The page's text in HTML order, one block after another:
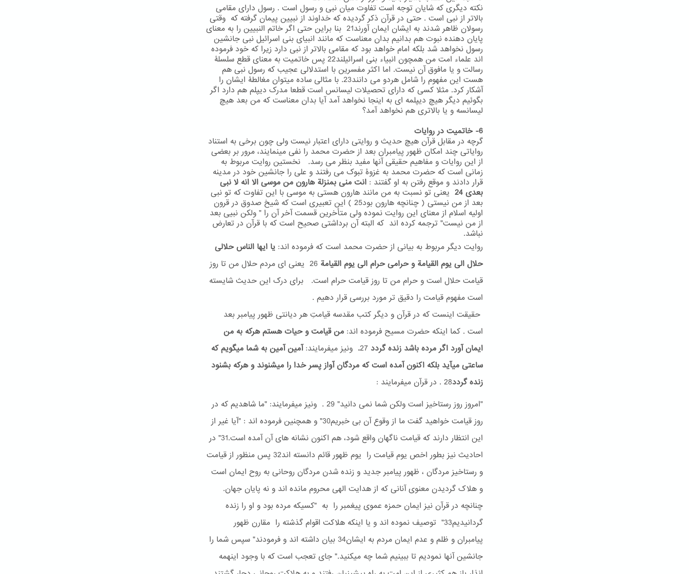
نکته دیگری که شایان توجه است تفاوت میان نبی و رسول است . رسول دارای مقامی
بالاتر از نبی است . حتی در قرآن ذکر گردیده که خداوند از نبیین پیمان گرفته که وقتی
رسولان ظاهر شدند به ایشان ایمان آورند21 بنا براین حتی اگر خاتم النبیین را به معنای
پایان دهنده نبوت هم بدانیم بدان معناست که مانند انبیای بنی اسرائیل نبی جانشین
رسول نخواهد شد بلکه امام خواهد بود که مقامی بالاتر از نبی دارد زیرا که خود فرموده
اند علماء امت من همچون انبیاء بنی اسرائیلند22 پس خاتمیت به معنای قطع سلسلۀ
رسالت و یا مافوق آن نیست. اما اکثر مفسرین با استدلالی عجیب که رسول نبی هم
هست این مفهوم را شامل هردو می دانند23. با مثالی ساده میتوان مغالطۀ ایشان را
آشکار کرد. مثلا کسی که دارای تحصیلات لیسانس است قطعا مدرک دیپلم هم دارد اگر
بگوئیم دیگر هیچ دیپلمه ای به اینجا نخواهد آمد آیا بدان معناست که من بعد هیچ
لیسانسه و یا بالاتری هم نخواهد آمد؟
6- خاتمیت در روایات
گرچه در مقابل قرآن هیچ حدیث و روایتی دارای اعتبار نیست ولی چون برخی به استناد
روایاتی چند امکان ظهور پیامبران بعد از حضرت محمد را نفی مینمایند، مرور بر بعضی
از این روایات و مفاهیم حقیقی آنها مفید بنظر می رسد. نخستین روایت مربوط به
زمانی است که حضرت محمد به غزوۀ تبوک می رفتند و علی را جانشین خود در مدینه
قرار دادند و موقع رفتن به او گفتند : انت منی بمنزلة هارون من موسی الا انه لا نبی
بعدی 24
یعنی تو نسبت به من مانند هارون هستی به موسی با این تفاوت که تو نبی
بعد از من نیستی ( چنانچه هارون بود25 ) این تعبیری است که شیخ صدوق در قرون
اولیه اسلام از معنای این روایت نموده ولی متأخرین قسمت آخر آن را " ولکن نبیی بعد
از من نیست" ترجمه کرده اند که البته آن برداشتی صحیح است که با قرآن در تعارض
نباشد.
روایت دیگر مربوط به بیانی از حضرت محمد است که فرموده اند: یا ایها الناس حلالی
حلال الی یوم القیامة و حرامی حرام الی یوم القیامة 26 یعنی ای مردم حلال من تا روز
قیامت حلال است و حرام من تا روز قیامت حرام است. برای درک این حدیث شایسته
است مفهوم قیامت را دقیق تر مورد بررسی قرار دهیم .
حقیقت اینست که در قرآن و دیگر کتب مقدسه قیامتِ هر دیانتی ظهور پیامبر بعد
است . کما اینکه حضرت مسیح فرموده اند: من قیامت و حیات هستم هرکه به من
ایمان آورد اگر مرده باشد زنده گردد 27
. ونیز میفرمایند:آمین آمین به شما میگویم که
ساعتی میآید بلکه اکنون آمده است که مردگان آواز پسر خدا را میشنوند و هرکه بشنود
زنده گردد28 . در قرآن میفرمایند :
"امروز روز رستاخیز است ولکن شما نمی دانید" 29 . ونیز میفرمایند: "ما شاهدیم که در
روز قیامت خواهید گفت ما از وقوع آن بی خبریم30" و همچنین فرموده اند : "آیا غیر از
این انتظار دارند که قیامت ناگهان واقع شود، هم اکنون نشانه های آن آمده است.31" در
احادیث نیز بطور اخص یوم قیامت را یوم ظهور قائم دانسته اند32 پس منظور از قیامت
و رستاخیز مردگان ، ظهور پیامبر جدید و زنده شدن مردگان روحانی به روح ایمان است
و هلاک گردیدن معنوی آنانی که از هدایت الهی محروم مانده اند و نه پایان جهان.
چنانچه در قرآن نیز ایمان حمزه عموی پیغمبر را به "کسیکه مرده بود و او را زنده
گردانیدیم33" توصیف نموده اند و یا اینکه هلاکت اقوام گذشته را مقارن ظهور
پیامبران و ظلم و عدم ایمان مردم به ایشان34 بیان داشته اند و فرمودند" سپس شما را
جانشین آنها نمودیم تا ببینیم شما چه میکنید." جای تعجب است که با وجود اینهمه